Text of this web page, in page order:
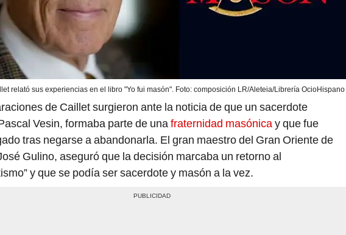
relató sus experiencias en el libro "Yo fui masón". Foto: composición LR/Aleteia/Librería OcioHispano
de Caillet surgieron ante la noticia de que un sacerdote
Vesin, formaba parte de unafraternidad masónicay que fue
tras negarse a abandonarla. El gran maestro del Gran Oriente de
Gulino, aseguró que la decisión marcaba un retorno al
y que se podía ser sacerdote y masón a la vez.